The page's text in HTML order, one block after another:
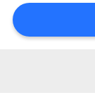
संपर्क
करें